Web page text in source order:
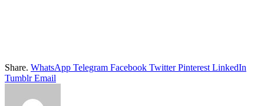
Share. WhatsApp Telegram Facebook Twitter Pinterest LinkedIn
Tumblr Email